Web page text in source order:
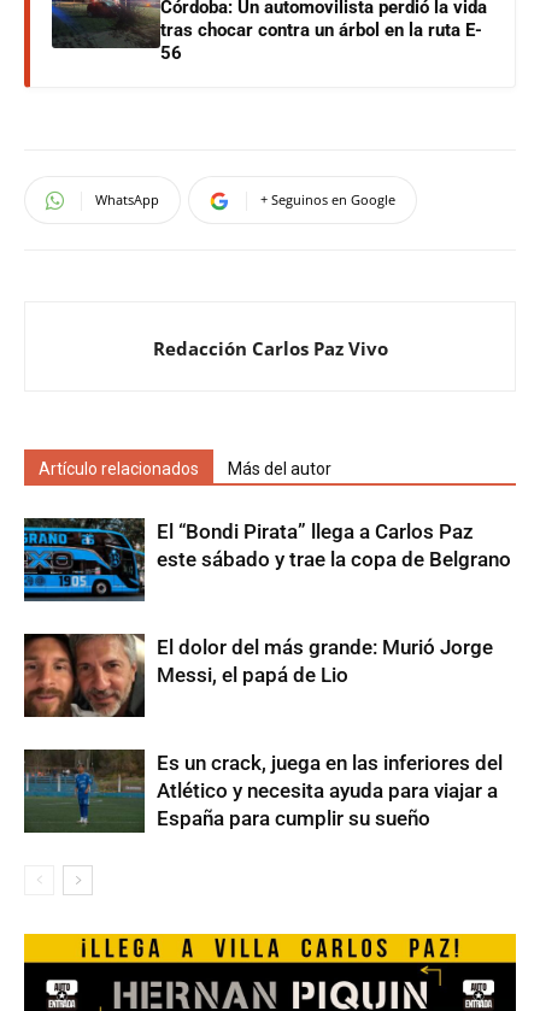
Córdoba: Un automovilista perdió la vida
tras chocar contra un árbol en la ruta E-
56
WhatsApp + Seguinos en Google
Redacción Carlos Paz Vivo
Artículo relacionados Más del autor
El “Bondi Pirata” llega a Carlos Paz
este sábado y trae la copa de Belgrano
El dolor del más grande: Murió Jorge
Messi, el papá de Lio
Es un crack, juega en las inferiores del
Atlético y necesita ayuda para viajar a
España para cumplir su sueño